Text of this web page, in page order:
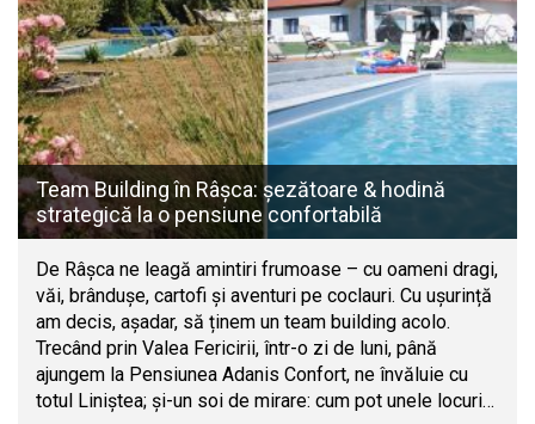
Team Building în Râșca: șezătoare & hodină
strategică la o pensiune confortabilă
De Râșca ne leagă amintiri frumoase – cu oameni dragi,
văi, brândușe, cartofi și aventuri pe coclauri. Cu ușurință
am decis, așadar, să ținem un team building acolo.
Trecând prin Valea Fericirii, într-o zi de luni, până
ajungem la Pensiunea Adanis Confort, ne învăluie cu
totul Liniștea; și-un soi de mirare: cum pot unele locuri…